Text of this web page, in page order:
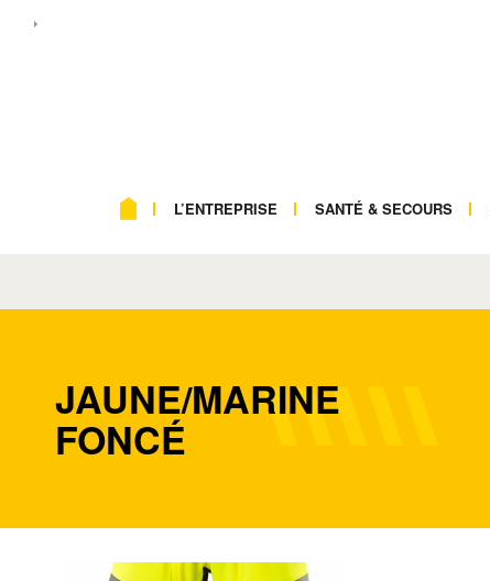
L’ENTREPRISE SANTÉ & SECOURS
JAUNE/MARINE
FONCÉ